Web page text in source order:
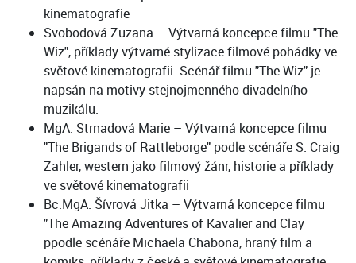
kinematografie
Svobodová Zuzana – Výtvarná koncepce filmu "The
Wiz", příklady výtvarné stylizace filmové pohádky ve
světové kinematografii. Scénář filmu "The Wiz" je
napsán na motivy stejnojmenného divadelního
muzikálu.
MgA. Strnadová Marie – Výtvarná koncepce filmu
"The Brigands of Rattleborge" podle scénáře S. Craig
Zahler, western jako filmový žánr, historie a příklady
ve světové kinematografii
Bc.MgA. Šívrová Jitka – Výtvarná koncepce filmu
"The Amazing Adventures of Kavalier and Clay
ppodle scénáře Michaela Chabona, hraný film a